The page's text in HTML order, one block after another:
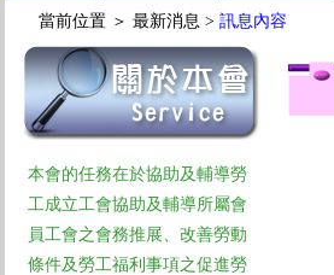
當前位置 ＞ 最新消息 > 訊息內容
本會的任務在於協助及輔導勞
工成立工會協助及輔導所屬會
員工會之會務推展、改善勞動
條件及勞工福利事項之促進勞